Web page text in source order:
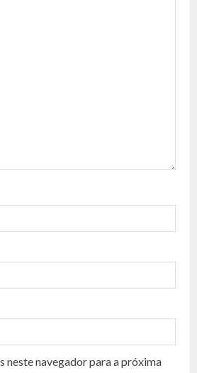
neste navegador para a próxima